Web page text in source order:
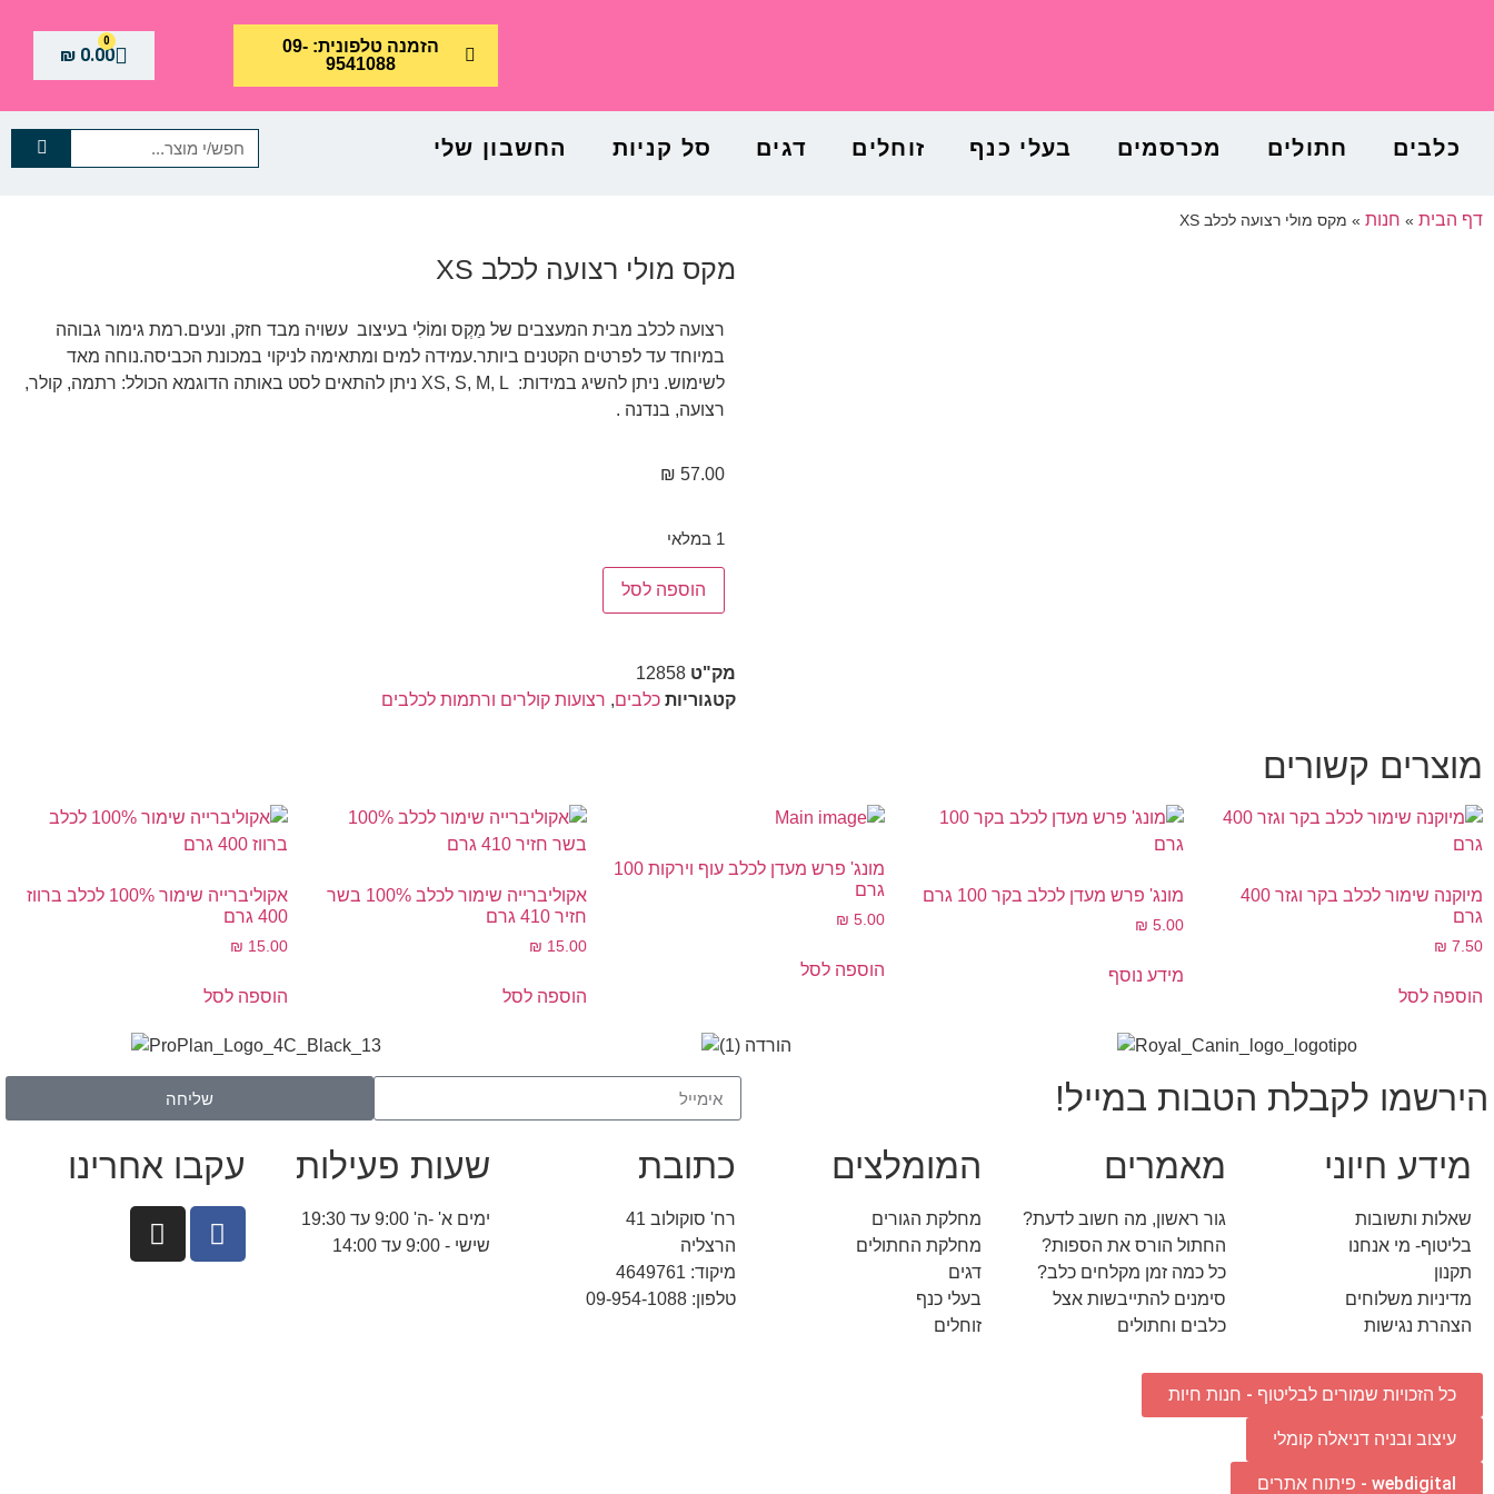
הזמנה טלפונית: 09-
9541088
₪0.00
0
כלבים חתולים מכרסמים בעלי כנף זוחלים דגים סל קניות החשבון שלי
דף הבית » חנות » מקס מולי רצועה לכלב XS
מקס מולי רצועה לכלב XS
רצועה לכלב מבית המעצבים של מַקְס ומוֹלִי בעיצוב עשויה מבד חזק, ונעים.רמת גימור גבוהה
במיוחד עד לפרטים הקטנים ביותר.עמידה למים ומתאימה לניקוי במכונת הכביסה.נוחה מאד
לשימוש. ניתן להשיג במידות: XS, S, M, L ניתן להתאים לסט באותה הדוגמא הכולל: רתמה, קולר,
רצועה, בנדנה .
₪ 57.00
1 במלאי
הוספה לסל
מק"ט 12858
קטגוריות כלבים, רצועות קולרים ורתמות לכלבים
מוצרים קשורים
מיוקנה שימור לכלב בקר וגזר 400
גרם
₪ 7.50
הוספה לסל
מונג' פרש מעדן לכלב בקר 100 גרם
₪ 5.00
מידע נוסף
מונג' פרש מעדן לכלב עוף וירקות 100
גרם
₪ 5.00
הוספה לסל
אקוליברייה שימור לכלב 100% בשר
חזיר 410 גרם
₪ 15.00
הוספה לסל
אקוליברייה שימור 100% לכלב ברווז
400 גרם
₪ 15.00
הוספה לסל
הירשמו לקבלת הטבות במייל! שליחה
מידע חיוני
שאלות ותשובות
בליטוף- מי אנחנו
תקנון
מדיניות משלוחים
הצהרת נגישות
מאמרים
גור ראשון, מה חשוב לדעת?
החתול הורס את הספות?
כל כמה זמן מקלחים כלב?
סימנים להתייבשות אצל
כלבים וחתולים
המומלצים
מחלקת הגורים
מחלקת החתולים
דגים
בעלי כנף
זוחלים
כתובת
רח' סוקולוב 41
הרצליה
מיקוד: 4649761
טלפון: 09-954-1088
שעות פעילות
ימים א' -ה' 9:00 עד 19:30
שישי - 9:00 עד 14:00
עקבו אחרינו
כל הזכויות שמורים לבליטוף - חנות חיות
עיצוב ובניה דניאלה קומלי
webdigital - פיתוח אתרים